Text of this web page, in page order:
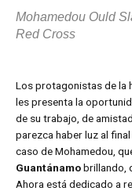
Mohamedou Ould
Red Cross
Los protagonistas de la
les presenta la
de su trabajo, de
parezca haber luz al
caso de Mohamedou,
Guantánamobrillando,
Ahora está dedicado a